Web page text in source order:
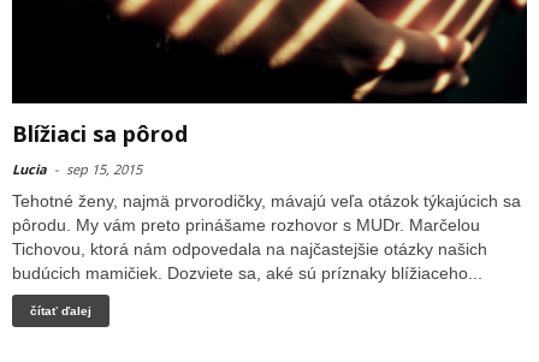
Blížiaci sa pôrod
Lucia - sep 15, 2015
Tehotné ženy, najmä prvorodičky, mávajú veľa otázok týkajúcich sa
pôrodu. My vám preto prinášame rozhovor s MUDr. Marčelou
Tichovou, ktorá nám odpovedala na najčastejšie otázky našich
budúcich mamičiek. Dozviete sa, aké sú príznaky blížiaceho...
čítať ďalej